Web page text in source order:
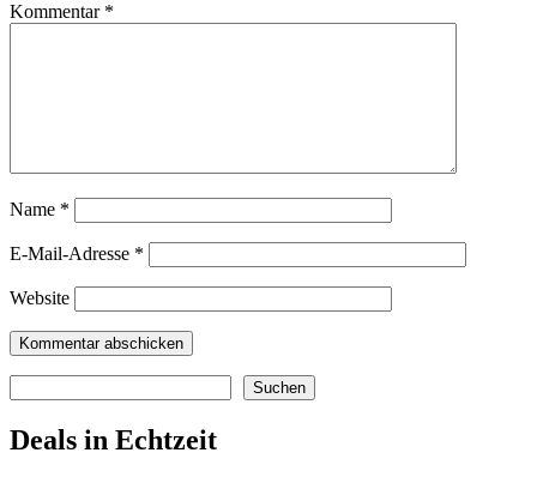
Kommentar *
Name *
E-Mail-Adresse *
Website
Suchen
Deals in Echtzeit